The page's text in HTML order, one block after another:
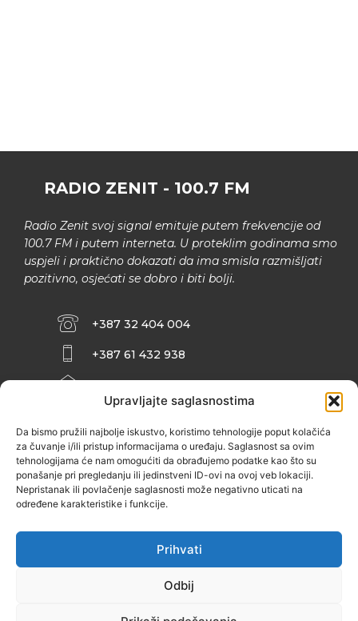
Upravljajte saglasnostima
Da bismo pružili najbolje iskustvo, koristimo tehnologije poput kolačića
za čuvanje i/ili pristup informacijama o uređaju. Saglasnost sa ovim
tehnologijama će nam omogućiti da obrađujemo podatke kao što su
ponašanje pri pregledanju ili jedinstveni ID-ovi na ovoj veb lokaciji.
Nepristanak ili povlačenje saglasnosti može negativno uticati na
određene karakteristike i funkcije.
Prihvati
Odbij
RADIO ZENIT - 100.7 FM
Radio Zenit svoj signal emituje putem frekvencije od
100.7 FM i putem interneta. U proteklim godinama smo
uspjeli i praktično dokazati da ima smisla razmišljati
pozitivno, osjećati se dobro i biti bolji.
+387 32 404 004
+387 61 432 938
INFO@ZENIT.BA
ZENIČANKA, 3. SPRAT), 72000 ZENICA